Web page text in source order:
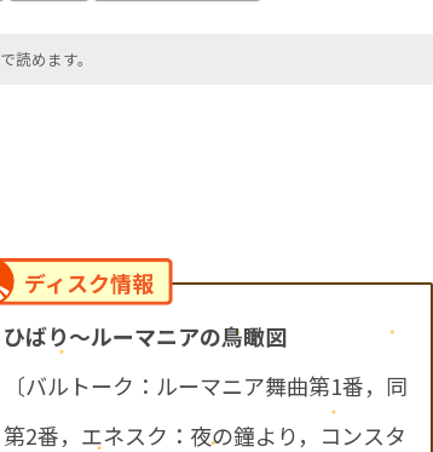
で読めます。
ディスク情報
ひばり～ルーマニアの鳥瞰図
〔バルトーク：ルーマニア舞曲第1番，同
第2番，エネスク：夜の鐘より，コンスタ